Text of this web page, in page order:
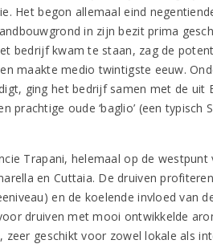
Het begon allemaal eind
in zijn bezit prima
bedrijf kwam te staan, zag de
maakte medio twintigste eeuw.
ging het bedrijf samen met de uit
prachtige oude ‘baglio’ (een
Trapani, helemaal op de
en Cuttaia. De druiven
en de koelende invloed van
druiven met mooi ontwikkelde
zeer geschikt voor zowel lokale als